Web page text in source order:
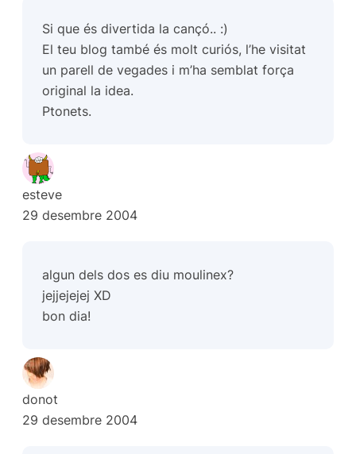
Si que és divertida la cançó.. :)
El teu blog també és molt curiós, l’he visitat
un parell de vegades i m’ha semblat força
original la idea.
Ptonets.
esteve
29 desembre 2004
algun dels dos es diu moulinex?
jejjejejej XD
bon dia!
donot
29 desembre 2004